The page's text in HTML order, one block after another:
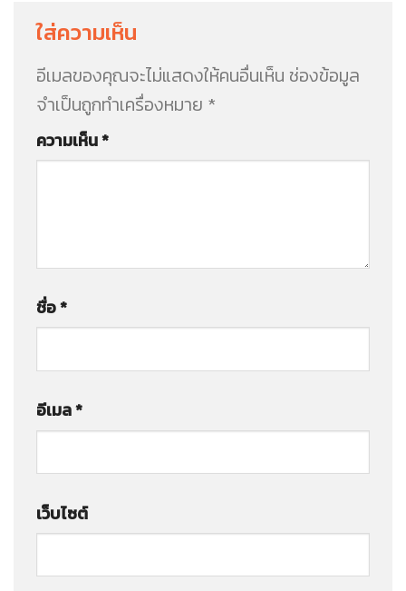
ใส่ความเห็น
อีเมลของคุณจะไม่แสดงให้คนอื่นเห็น ช่องข้อมูล
จำเป็นถูกทำเครื่องหมาย *
ความเห็น*
ชื่อ*
อีเมล*
เว็บไซต์